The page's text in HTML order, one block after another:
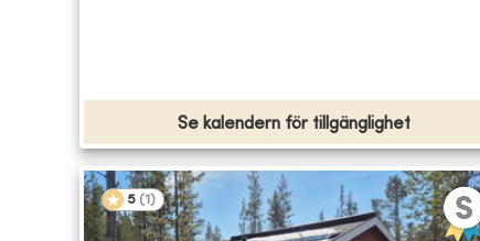
Se kalendern för tillgänglighet
5 (1 )